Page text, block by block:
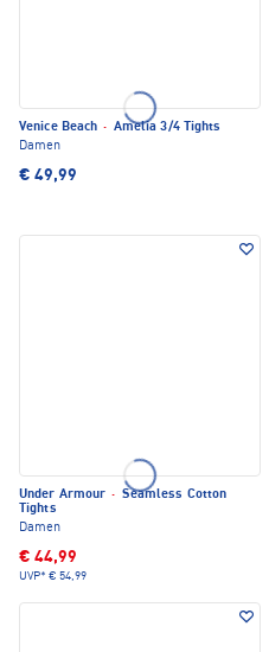
Venice Beach · Amelia 3/4 Tights
Damen
€ 49,99
Under Armour · Seamless Cotton
Tights
Damen
€ 44,99
UVP* € 54,99